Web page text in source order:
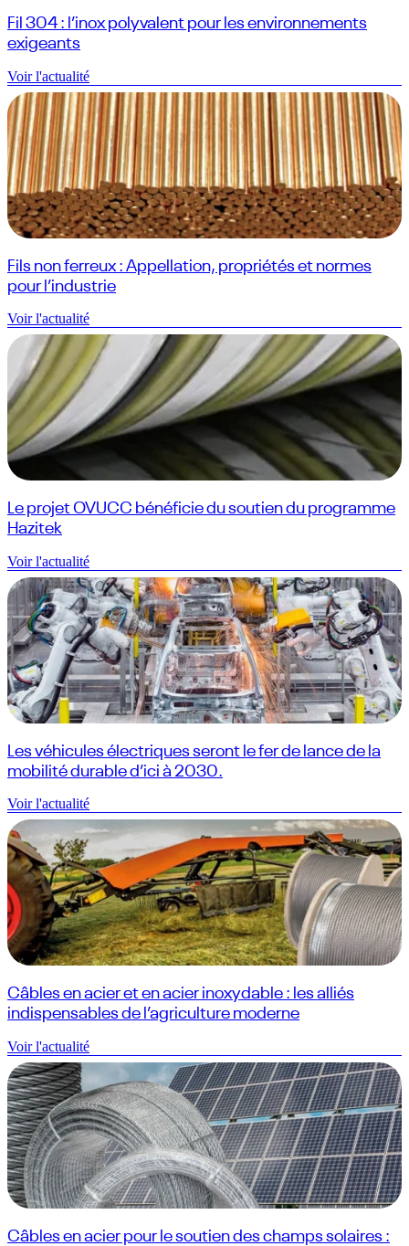
Fil 304 : l’inox polyvalent pour les environnements
exigeants
Voir l'actualité
Fils non ferreux : Appellation, propriétés et normes
pour l’industrie
Voir l'actualité
Le projet OVUCC bénéficie du soutien du programme
Hazitek
Voir l'actualité
Les véhicules électriques seront le fer de lance de la
mobilité durable d’ici à 2030.
Voir l'actualité
Câbles en acier et en acier inoxydable : les alliés
indispensables de l’agriculture moderne
Voir l'actualité
Câbles en acier pour le soutien des champs solaires :